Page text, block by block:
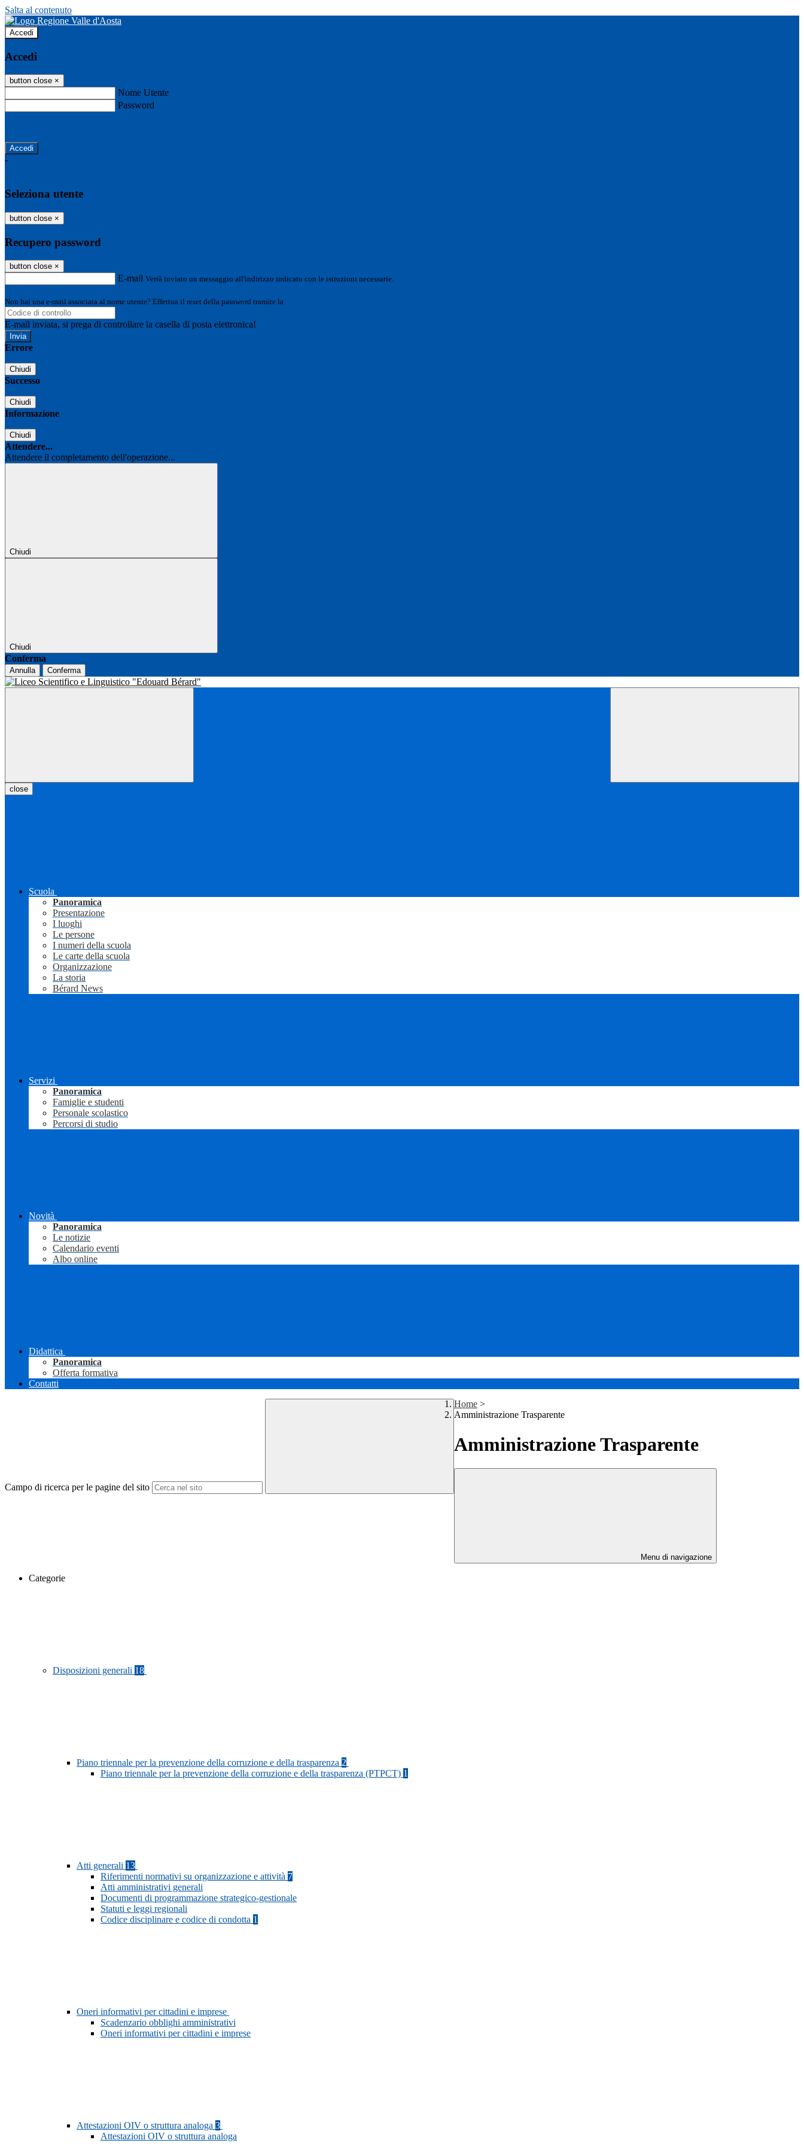
Salta al contenuto
Accedi
Accedi
button close ×
Nome Utente
Password
-
Seleziona utente
button close ×
Recupero password
button close ×
E-mail Verrà inviato un messaggio all'indirizzo indicato con le istruzioni necessarie.
Non hai una e-mail associata al nome utente? Effettua il reset della password tramite la
E-mail inviata, si prega di controllare la casella di posta elettronica!
Errore
Chiudi
Successo
Chiudi
Informazione
Chiudi
Attendere...
Attendere il completamento dell'operazione...
Chiudi
Chiudi
Conferma
Annulla Conferma
close
Scuola
Panoramica
Presentazione
I luoghi
Le persone
I numeri della scuola
Le carte della scuola
Organizzazione
La storia
Bérard News
Servizi
Panoramica
Famiglie e studenti
Personale scolastico
Percorsi di studio
Novità
Panoramica
Le notizie
Calendario eventi
Albo online
Didattica
Panoramica
Offerta formativa
Contatti
Campo di ricerca per le pagine del sito
Home >
Amministrazione Trasparente
Amministrazione Trasparente
Menu di navigazione
Categorie
Disposizioni generali 18
Piano triennale per la prevenzione della corruzione e della trasparenza 2
Piano triennale per la prevenzione della corruzione e della trasparenza (PTPCT) 1
Atti generali 13
Riferimenti normativi su organizzazione e attività 7
Atti amministrativi generali
Documenti di programmazione strategico-gestionale
Statuti e leggi regionali
Codice disciplinare e codice di condotta 1
Oneri informativi per cittadini e imprese
Scadenzario obblighi amministrativi
Oneri informativi per cittadini e imprese
Attestazioni OIV o struttura analoga 3
Attestazioni OIV o struttura analoga